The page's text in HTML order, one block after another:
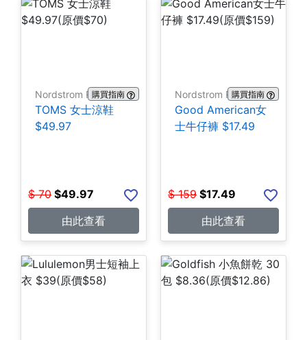
Nordstrom Rack購買指南
TOMS 女士涼鞋
$49.97
$ 70 $49.97
由此查看
Nordstrom Rack購買指南
Good American女
士牛仔褲 $17.49
$ 159 $17.49
由此查看